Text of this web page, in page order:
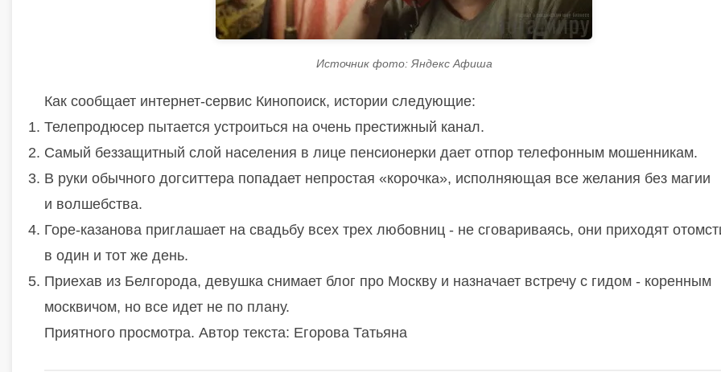
Источник фото: Яндекс Афиша
Как сообщает интернет-сервис Кинопоиск, истории следующие:
Телепродюсер пытается устроиться на очень престижный канал.
Самый беззащитный слой населения в лице пенсионерки дает отпор телефонным мошенникам.
В руки обычного догситтера попадает непростая «корочка», исполняющая все желания без магии
и волшебства.
Горе-казанова приглашает на свадьбу всех трех любовниц - не сговариваясь, они приходят
в один и тот же день.
Приехав из Белгорода, девушка снимает блог про Москву и назначает встречу с гидом - коренным
москвичом, но все идет не по плану.
Приятного просмотра. Автор текста: Егорова Татьяна